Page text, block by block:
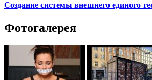
Создание системы внешнего единого
Фотогалерея